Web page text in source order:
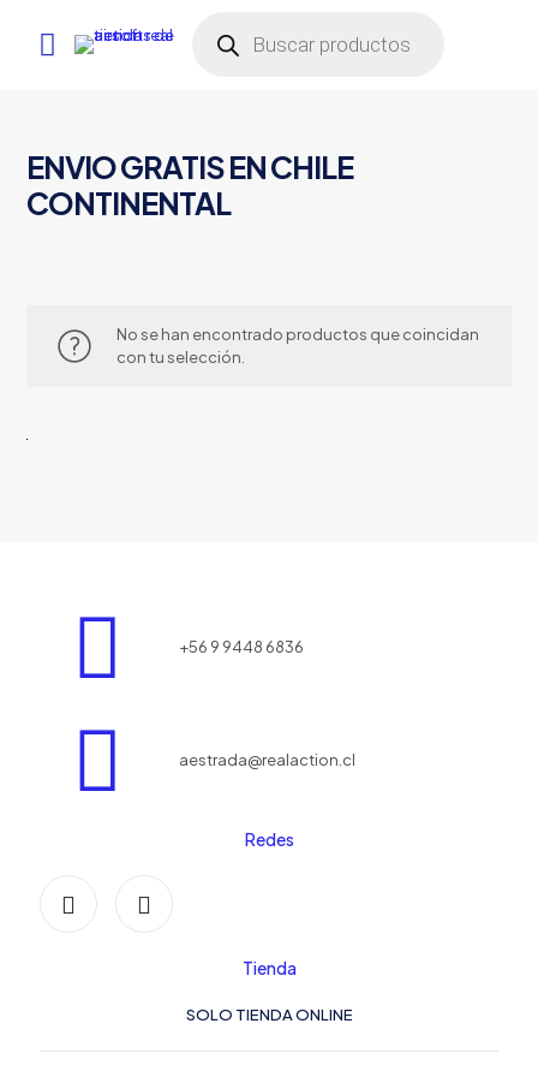
productos
ENVIO GRATIS EN CHILE
CONTINENTAL
No se han encontrado productos que coincidan
con tu selección.
+56 9 9448 6836
aestrada@realaction.cl
Redes
Tienda
SOLO TIENDA ONLINE